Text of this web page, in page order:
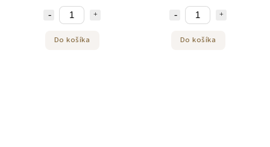
Do košíka Do košíka